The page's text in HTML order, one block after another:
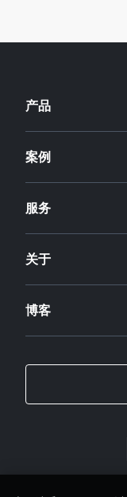
产品
案例
服务
关于
博客